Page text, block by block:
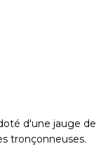
d'une jauge de
tronçonneuses.